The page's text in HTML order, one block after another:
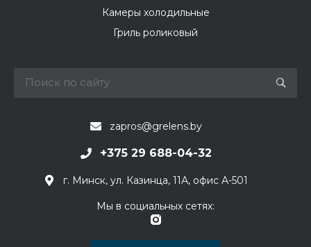
Камеры холодильные
Гриль роликовый
zapros@grelens.by
+375 29 688-04-32
г. Минск, ул. Казинца, 11А, офис А-501
Мы в социальных сетях: